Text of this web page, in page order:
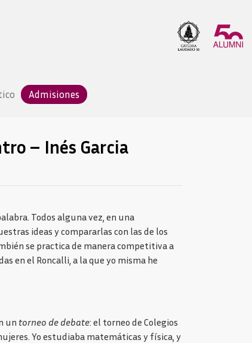
Admisiones
– Inés Garcia
Todos alguna vez, en una
ideas y compararlas con las de los
se practica de manera competitiva a
en el Roncalli, a la que yo misma he
un torneo de debate: el torneo de Colegios
Yo estudiaba matemáticas y física, y